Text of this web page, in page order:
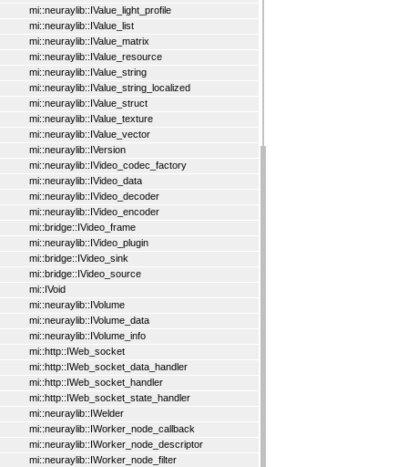
mi::neuraylib::IValue_light_profile
mi::neuraylib::IValue_list
mi::neuraylib::IValue_matrix
mi::neuraylib::IValue_resource
mi::neuraylib::IValue_string
mi::neuraylib::IValue_string_localized
mi::neuraylib::IValue_struct
mi::neuraylib::IValue_texture
mi::neuraylib::IValue_vector
mi::neuraylib::IVersion
mi::neuraylib::IVideo_codec_factory
mi::neuraylib::IVideo_data
mi::neuraylib::IVideo_decoder
mi::neuraylib::IVideo_encoder
mi::bridge::IVideo_frame
mi::neuraylib::IVideo_plugin
mi::bridge::IVideo_sink
mi::bridge::IVideo_source
mi::IVoid
mi::neuraylib::IVolume
mi::neuraylib::IVolume_data
mi::neuraylib::IVolume_info
mi::http::IWeb_socket
mi::http::IWeb_socket_data_handler
mi::http::IWeb_socket_handler
mi::http::IWeb_socket_state_handler
mi::neuraylib::IWelder
mi::neuraylib::IWorker_node_callback
mi::neuraylib::IWorker_node_descriptor
mi::neuraylib::IWorker_node_filter